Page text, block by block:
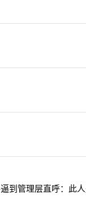
到管理层直呼：此